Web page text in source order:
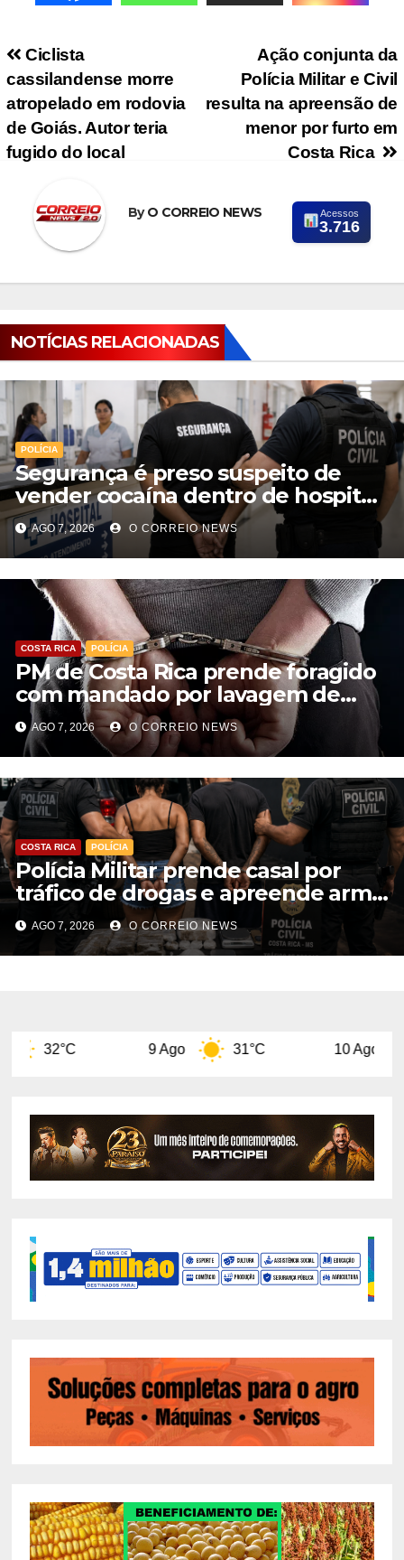
Navegação de PostAção conjunta da
Polícia Militar e Civil
resulta na apreensão de
menor por furto em
Costa Rica
Ciclista
cassilandense morre
atropelado em rodovia
de Goiás. Autor teria
fugido do local
ByO CORREIO NEWS Acessos
3.716
NOTÍCIAS RELACIONADAS
POLÍCIA
Segurança é preso suspeito de
vender cocaína dentro de hospital
e atuar para facção em Cassilândia
AGO 7, 2026 O CORREIO NEWS
COSTA RICA POLÍCIA
PM de Costa Rica prende foragido
com mandado por lavagem de
dinheiro e estelionato
AGO 7, 2026 O CORREIO NEWS
COSTA RICA POLÍCIA
Polícia Militar prende casal por
tráfico de drogas e apreende arma
de fogo em Costa Rica
AGO 7, 2026 O CORREIO NEWS
9 Ago 31°C 10 Ago 32°C